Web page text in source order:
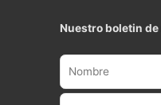
Nuestro boletin